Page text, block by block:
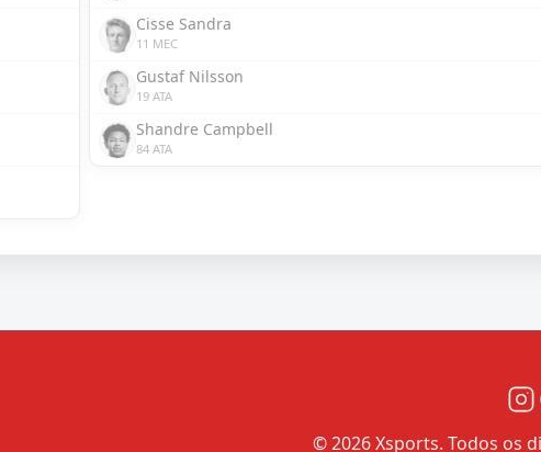
Cisse Sandra
11 MEC
Gustaf Nilsson
19 ATA
Shandre Campbell
84 ATA
© 2026 Xsports. Todos os